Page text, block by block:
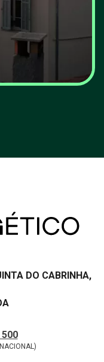
DO CABRINHA,